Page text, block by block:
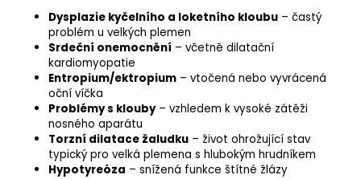
Dysplazie kyčelního a loketního kloubu – častý
problém u velkých plemen
Srdeční onemocnění – včetně dilatační
kardiomyopatie
Entropium/ektropium – vtočená nebo vyvrácená
oční víčka
Problémy s klouby– vzhledem k vysoké zátěži
nosného aparátu
Torzní dilatace žaludku – život ohrožující stav
typický pro velká plemena s hlubokým hrudníkem
Hypotyreóza – snížená funkce štítné žlázy